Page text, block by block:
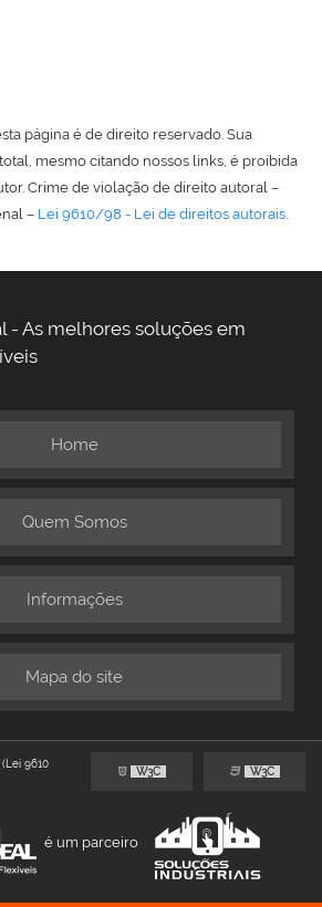
página é de direito reservado. Sua
mesmo citando nossos links, é proibida
Crime de violação de direito autoral –
– Lei 9610/98 - Lei de direitos autorais.
- As melhores soluções em
Home
Quem Somos
Informações
Mapa do site
9610
W3C W3C
é um parceiro